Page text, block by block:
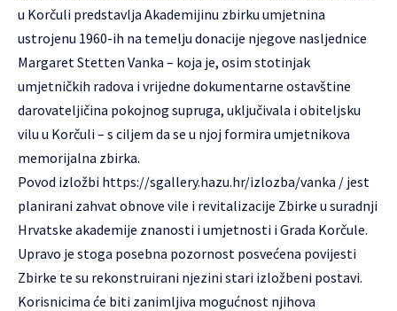
u Korčuli predstavlja Akademijinu zbirku umjetnina
ustrojenu 1960-ih na temelju donacije njegove nasljednice
Margaret Stetten Vanka – koja je, osim stotinjak
umjetničkih radova i vrijedne dokumentarne ostavštine
darovateljičina pokojnog supruga, uključivala i obiteljsku
vilu u Korčuli – s ciljem da se u njoj formira umjetnikova
memorijalna zbirka.
Povod izložbi https://sgallery.hazu.hr/izlozba/vanka / jest
planirani zahvat obnove vile i revitalizacije Zbirke u suradnji
Hrvatske akademije znanosti i umjetnosti i Grada Korčule.
Upravo je stoga posebna pozornost posvećena povijesti
Zbirke te su rekonstruirani njezini stari izložbeni postavi.
Korisnicima će biti zanimljiva mogućnost njihova